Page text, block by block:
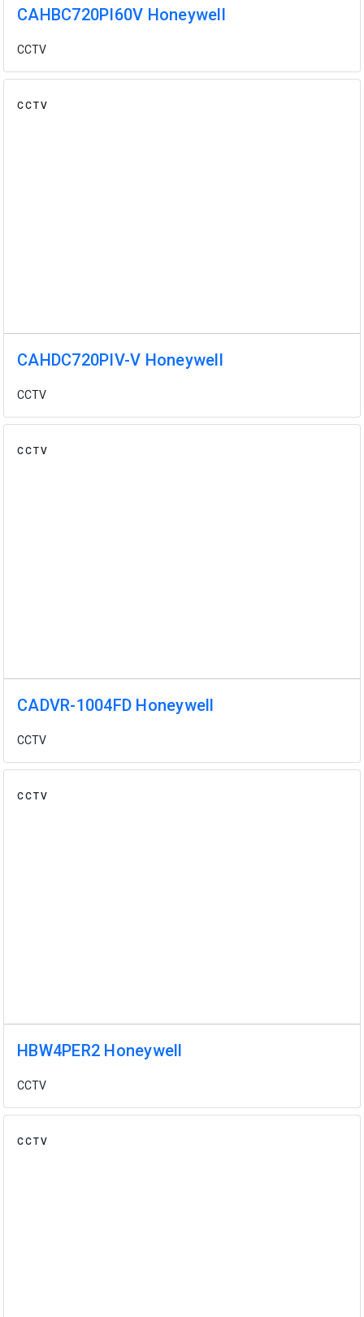
CAHBC720PI60V Honeywell
CCTV
CCTV
CAHDC720PIV-V Honeywell
CCTV
CCTV
CADVR-1004FD Honeywell
CCTV
CCTV
HBW4PER2 Honeywell
CCTV
CCTV